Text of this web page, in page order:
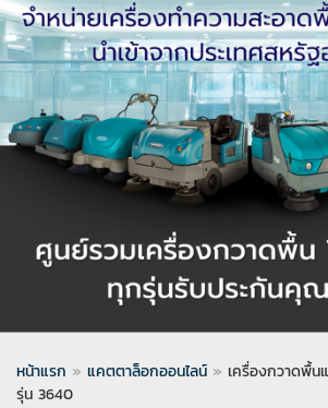
หน้าแรก » แคตตาล็อกออนไลน์ » เครื่องกวาดพื้น
รุ่น 3640